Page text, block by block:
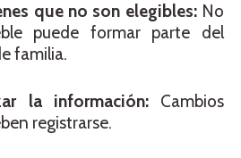
que no son elegibles: No
puede formar parte del
familia.
la información: Cambios
registrarse.